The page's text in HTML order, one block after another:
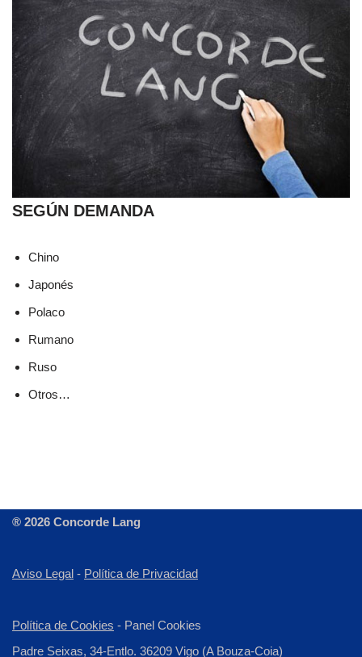
SEGÚN DEMANDA
Chino
Japonés
Polaco
Rumano
Ruso
Otros…
® 2026 Concorde Lang
Aviso Legal - Política de Privacidad
Política de Cookies - Panel Cookies
Padre Seixas, 34-Entlo. 36209 Vigo (A Bouza-Coia)